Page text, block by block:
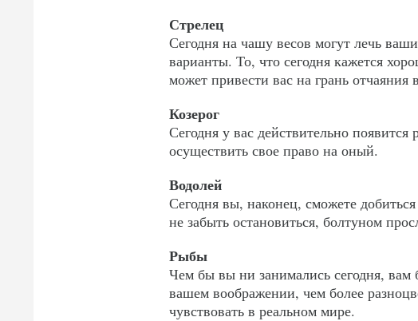
Стрелец
Сегодня на чашу весов могут лечь
варианты. То, что сегодня кажется
может привести вас на грань отчаяния
Козерог
Сегодня у вас действительно
осуществить свое право на оный.
Водолей
Сегодня вы, наконец, сможете
не забыть остановиться, болтуном
Рыбы
Чем бы вы ни занимались сегодня, вам
вашем воображении, чем более
чувствовать в реальном мире.